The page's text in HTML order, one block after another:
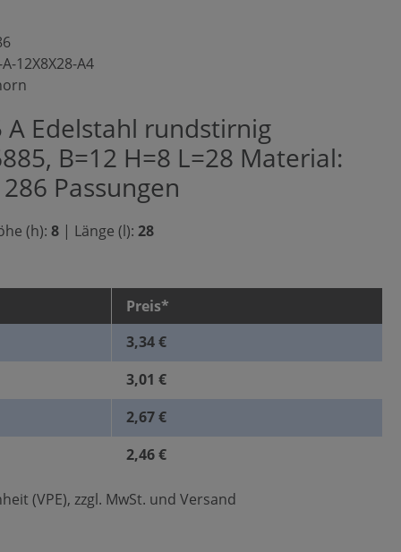
12X8X28-A4
A Edelstahl rundstirnig
B=12 H=8 L=28 Material:
Passungen
(h): 8 | Länge (l): 28
Preis*
3,34 €
3,01 €
2,67 €
2,46 €
(VPE), zzgl. MwSt. und Versand